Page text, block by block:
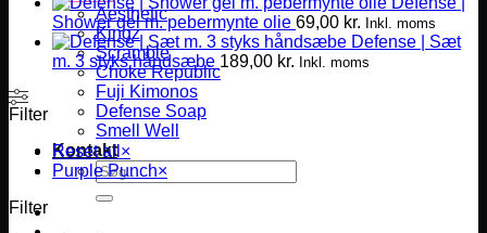
Aesthetic
Kingz
Scramble
Choke Republic
Fuji Kimonos
Defense Soap
Smell Well
Kontakt
Søg
efter:
Shower gel m. pebermynte olie 69,00 kr. Inkl. moms
Defense | Sæt
m. 3 styks håndsæbe 189,00 kr. Inkl. moms
Filter
Reset all ×
Purple Punch×
Filter